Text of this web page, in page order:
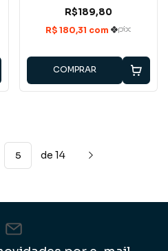
R$189,80
COMPRAR
de 14